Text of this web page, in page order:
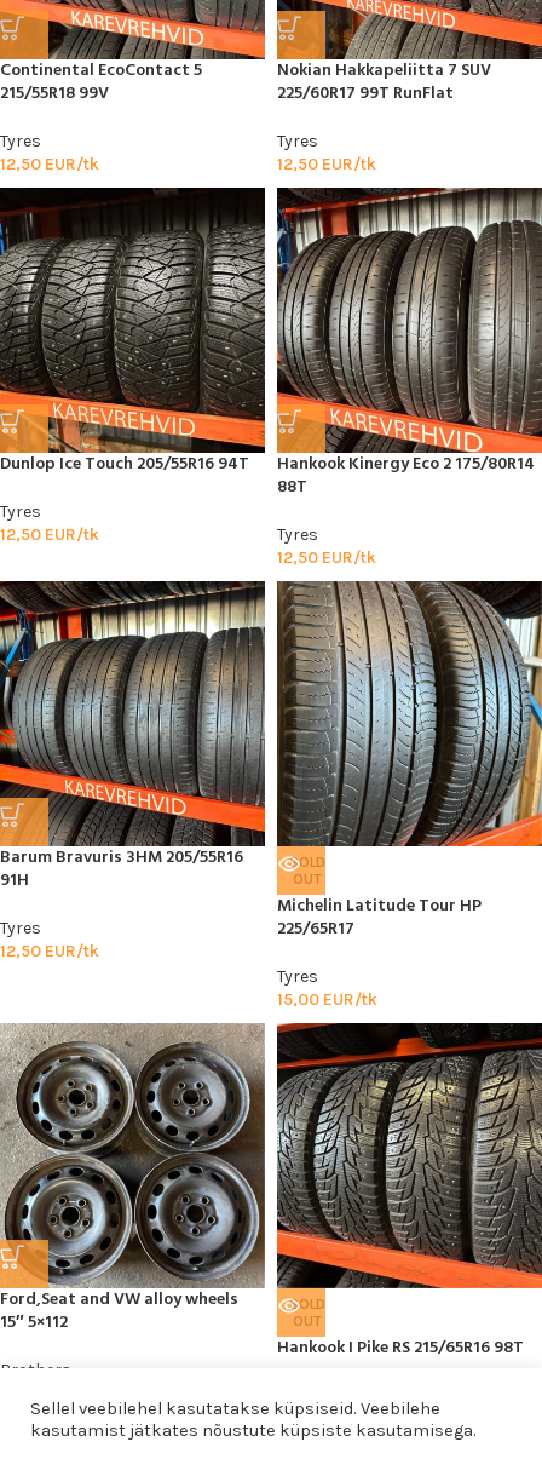
Continental EcoContact 5
215/55R18 99V
Tyres
12,50 EUR/tk
Nokian Hakkapeliitta 7 SUV
225/60R17 99T RunFlat
Tyres
12,50 EUR/tk
Dunlop Ice Touch 205/55R16 94T
Tyres
12,50 EUR/tk
Hankook Kinergy Eco 2 175/80R14
88T
Tyres
12,50 EUR/tk
Barum Bravuris 3HM 205/55R16
91H
Tyres
12,50 EUR/tk
SOLD
OUT
Michelin Latitude Tour HP
225/65R17
Tyres
15,00 EUR/tk
Ford,Seat and VW alloy wheels
15″ 5×112
Brothers
SOLD
OUT
Hankook I Pike RS 215/65R16 98T
15,00EUR/tk
Sellel veebilehel kasutatakse küpsiseid. Veebilehe
kasutamist jätkates nõustute küpsiste kasutamisega.